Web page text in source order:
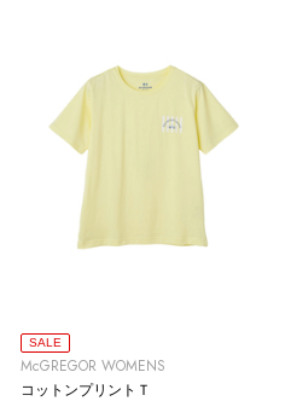
SALE
McGREGOR WOMENS
コットンプリントＴ